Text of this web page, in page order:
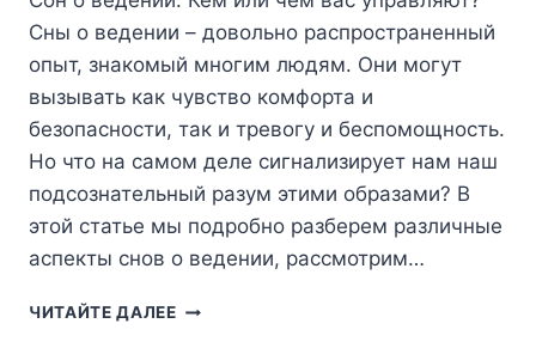
Сны о ведении – довольно распространенный
опыт, знакомый многим людям. Они могут
вызывать как чувство комфорта и
безопасности, так и тревогу и беспомощность.
Но что на самом деле сигнализирует нам наш
подсознательный разум этими образами? В
этой статье мы подробно разберем различные
аспекты снов о ведении, рассмотрим…
ЧИТАЙТЕ ДАЛЕЕСОН